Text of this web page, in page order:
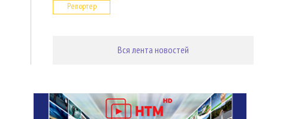
Репортер
Вся лента новостей